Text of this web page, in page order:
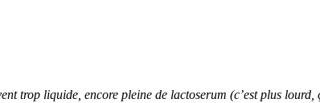
trop liquide, encore pleine de lactoserum (c’est plus